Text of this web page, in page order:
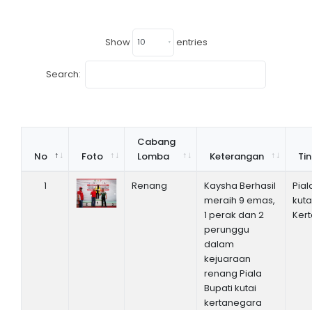
PENGUMUMAN
Show entries
Search:
No Foto
Cabang
Lomba
Keterangan
1 Renang
Kaysha Berhasil
meraih 9 emas,
1 perak dan 2
perunggu
dalam
kejuaraan
renang Piala
Bupati kutai
kertanegara